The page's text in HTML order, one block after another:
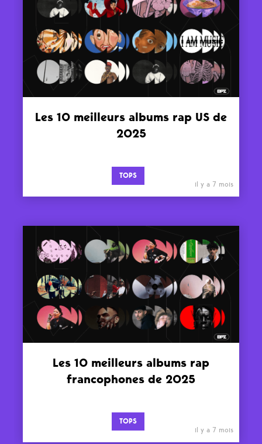
Les 10 meilleurs albums rap US de
2025
TOPS
il y a 7 mois
Les 10 meilleurs albums rap
francophones de 2025
TOPS
il y a 7 mois